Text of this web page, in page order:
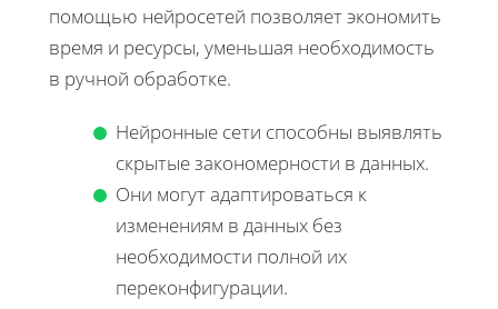
помощью нейросетей позволяет экономить
время и ресурсы, уменьшая необходимость
в ручной обработке.
Нейронные сети способны выявлять
скрытые закономерности в данных.
Они могут адаптироваться к
изменениям в данных без
необходимости полной их
переконфигурации.